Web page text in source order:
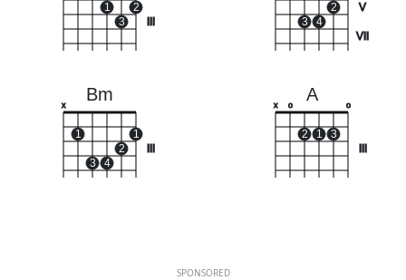
1
3
2 V
VII
3 4
2
Bm
x
1
3 4
2
1
A
x o
2 1 3
o
SPONSORED